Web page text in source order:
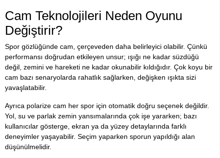
Cam Teknolojileri Neden Oyunu
Değiştirir?
Spor gözlüğünde cam, çerçeveden daha belirleyici olabilir. Çünkü
performansı doğrudan etkileyen unsur; ışığı ne kadar süzdüğü
değil, zemini ve hareketi ne kadar okunabilir kıldığıdır. Çok koyu bir
cam bazı senaryolarda rahatlık sağlarken, değişken ışıkta sizi
yavaşlatabilir.
Ayrıca polarize cam her spor için otomatik doğru seçenek değildir.
Yol, su ve parlak zemin yansımalarında çok işe yararken; bazı
kullanıcılar gösterge, ekran ya da yüzey detaylarında farklı
deneyimler yaşayabilir. Seçim yaparken sporun yapıldığı alan
düşünülmelidir.